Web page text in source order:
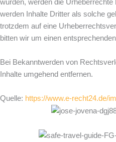
wurden, werden die
werden Inhalte Dritter als solche
trotzdem auf eine
bitten wir um einen
Bei Bekanntwerden von
Inhalte umgehend entfernen.
Quelle: https://www.e-recht24.de/